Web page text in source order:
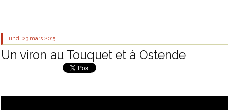
lundi 23 mars 2015
Un viron au Touquet et à Ostende